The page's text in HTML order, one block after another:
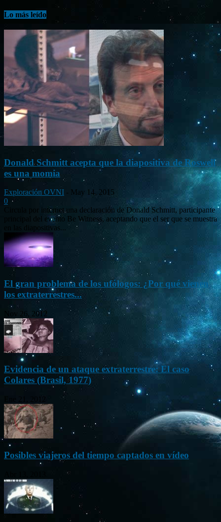
Lo más leído
Donald Schmitt acepta que la diapositiva de Roswell
es una momia
Exploración OVNI - May 14, 2015
0
Circula por internet una declaración de Donald Schmitt, participante
principal del evento Be Witness, aceptando que el ser que se muestra
en las diapositivas...
El gran problema de los ufólogos: ¿Por qué vienen
los extraterrestres...
Nov 26, 2012
Evidencia de un ataque extraterrestre: El caso
Colares (Brasil, 1977)
Posibles viajeros del tiempo captados en vídeo